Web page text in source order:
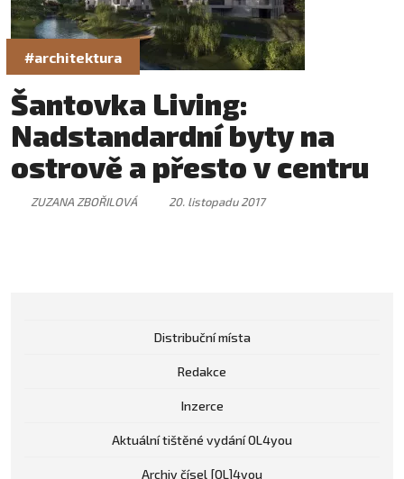
#architektura
Šantovka Living:
Nadstandardní byty na
ostrově a přesto v centru
ZUZANA ZBOŘILOVÁ 20. listopadu 2017
Distribuční místa
Redakce
Inzerce
Aktuální tištěné vydání OL4you
Archiv čísel [OL]4you